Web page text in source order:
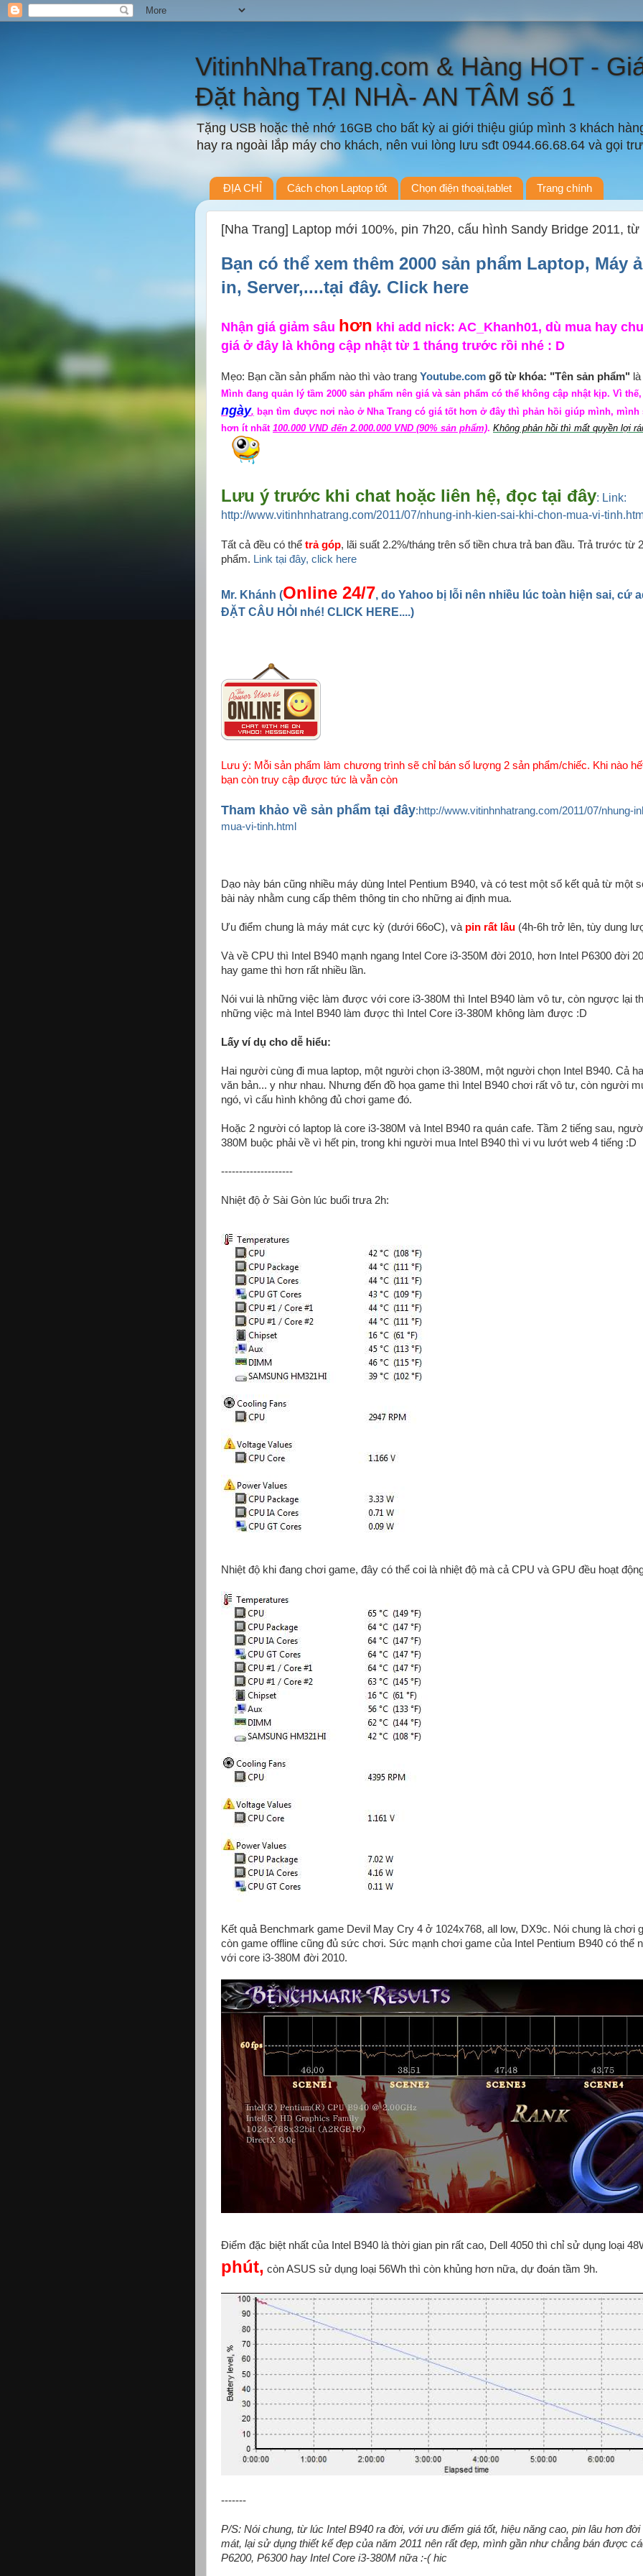
VitinhNhaTrang.com & Hàng HOT -
Đặt hàng TẠI NHÀ- AN TÂM số 1
Tặng USB hoặc thẻ nhớ 16GB cho bất kỳ ai giới thiệu giúp mình 3 khách
hay ra ngoài lắp máy cho khách, nên vui lòng lưu sđt 0944.66.68.64 và gọi
ĐỊA CHỈ Cách chọn Laptop tốt Chọn điện thoại,tablet Trang chính
[Nha Trang] Laptop mới 100%, pin 7h20, cấu hình Sandy Bridge 2011,
Bạn có thể xem thêm 2000 sản phẩm Laptop, Máy
in, Server,....tại đây. Click here
Nhận giá giảm sâu hơn khi add nick: AC_Khanh01, dù mua hay
giá ở đây là không cập nhật từ 1 tháng trước rồi nhé : D
Mẹo: Bạn cần sản phẩm nào thì vào trang Youtube.com gõ từ khóa: "Tên sản phẩm"
Mình đang quản lý tầm 2000 sản phẩm nên giá và sản phẩm có thể không cập nhật kịp. Vì thế,
ngày, bạn tìm được nơi nào ở Nha Trang có giá tốt hơn ở đây thì phản hồi giúp mình, mình
hơn ít nhất 100.000 VND đến 2.000.000 VND (90% sản phẩm). Không phản hồi thì mất quyền lợi
Lưu ý trước khi chat hoặc liên hệ, đọc tại đây: Link:
http://www.vitinhnhatrang.com/2011/07/nhung-inh-kien-sai-khi-chon-mua-vi-
Tất cả đều có thể trả góp, lãi suất 2.2%/tháng trên số tiền chưa trả ban đầu. Trả trước từ
phẩm. Link tại đây, click here
Mr. Khánh (Online 24/7, do Yahoo bị lỗi nên nhiều lúc toàn hiện sai, cứ
ĐẶT CÂU HỎI nhé! CLICK HERE....)
Lưu ý: Mỗi sản phẩm làm chương trình sẽ chỉ bán số lượng 2 sản phẩm/chiếc. Khi nào
bạn còn truy cập được tức là vẫn còn
Tham khảo về sản phẩm tại đây:http://www.vitinhnhatrang.com/2011/07/nhung-
mua-vi-tinh.html
Dạo này bán cũng nhiều máy dùng Intel Pentium B940, và có test một số kết quả từ một
bài này nhằm cung cấp thêm thông tin cho những ai định mua.
Ưu điểm chung là máy mát cực kỳ (dưới 66oC), và pin rất lâu (4h-6h trở lên, tùy dung
Và về CPU thì Intel B940 mạnh ngang Intel Core i3-350M đời 2010, hơn Intel P6300 đời
hay game thì hơn rất nhiều lần.
Nói vui là những việc làm được với core i3-380M thì Intel B940 làm vô tư, còn ngược lại
những việc mà Intel B940 làm được thì Intel Core i3-380M không làm được :D
Lấy ví dụ cho dễ hiểu:
Hai người cùng đi mua laptop, một người chọn i3-380M, một người chọn Intel B940. Cả
văn bản... y như nhau. Nhưng đến đồ họa game thì Intel B940 chơi rất vô tư, còn người
ngó, vì cấu hình không đủ chơi game đó.
Hoặc 2 người có laptop là core i3-380M và Intel B940 ra quán cafe. Tầm 2 tiếng sau,
380M buộc phải về vì hết pin, trong khi người mua Intel B940 thì vi vu lướt web 4 tiếng :D
--------------------
Nhiệt độ ở Sài Gòn lúc buổi trưa 2h:
Nhiệt độ khi đang chơi game, đây có thể coi là nhiệt độ mà cả CPU và GPU đều hoạt
Kết quả Benchmark game Devil May Cry 4 ở 1024x768, all low, DX9c. Nói chung là chơi
còn game offline cũng đủ sức chơi. Sức mạnh chơi game của Intel Pentium B940 có thể
với core i3-380M đời 2010.
Điểm đặc biệt nhất của Intel B940 là thời gian pin rất cao, Dell 4050 thì chỉ sử dụng loại
phút, còn ASUS sử dụng loại 56Wh thì còn khủng hơn nữa, dự đoán tầm 9h.
-------
P/S: Nói chung, từ lúc Intel B940 ra đời, với ưu điểm giá tốt, hiệu năng cao, pin lâu hơn
mát, lại sử dụng thiết kế đẹp của năm 2011 nên rất đẹp, mình gần như chẳng bán được
P6200, P6300 hay Intel Core i3-380M nữa :-( hic